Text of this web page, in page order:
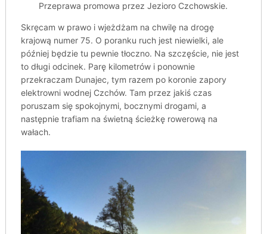
Przeprawa promowa przez Jezioro Czchowskie.
Skręcam w prawo i wjeżdżam na chwilę na drogę
krajową numer 75. O poranku ruch jest niewielki, ale
później będzie tu pewnie tłoczno. Na szczęście, nie jest
to długi odcinek. Parę kilometrów i ponownie
przekraczam Dunajec, tym razem po koronie zapory
elektrowni wodnej Czchów. Tam przez jakiś czas
poruszam się spokojnymi, bocznymi drogami, a
następnie trafiam na świetną ścieżkę rowerową na
wałach.